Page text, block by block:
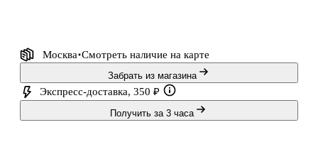
Москва Смотреть наличие на карте
Забрать из магазина
Экспресс-доставка, 350 ₽
Получить за 3 часа